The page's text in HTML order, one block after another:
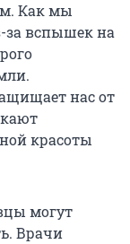
Как мы
за вспышек на
нас от
красоты
могут
Врачи